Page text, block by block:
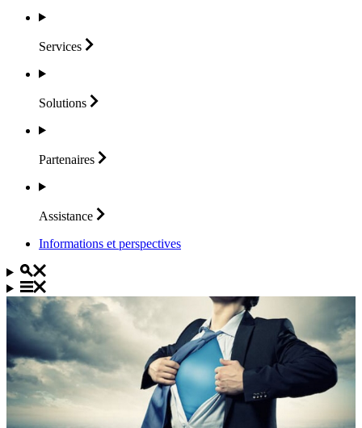
Services
Solutions
Partenaires
Assistance
Informations et perspectives